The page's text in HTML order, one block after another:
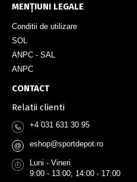
MENȚIUNI LEGALE
Conditii de utilizare
SOL
ANPC - SAL
ANPC
CONTACT
Relatii clienti
+4 031 631 30 95
@ eshop@sportdepot.ro
Luni - Vineri
9:00 - 13:00; 14:00 - 17:00